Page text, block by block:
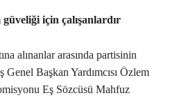
güveliği için çalışanlardır
alınanlar arasında partisinin
Başkan Yardımcısı Özlem
Eş Sözcüsü Mahfuz